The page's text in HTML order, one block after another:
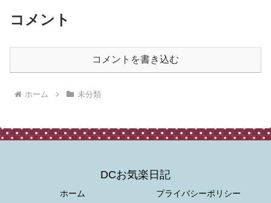
コメント
コメントを書き込む
ホーム 未分類
DCお気楽日記
ホーム プライバシーポリシー